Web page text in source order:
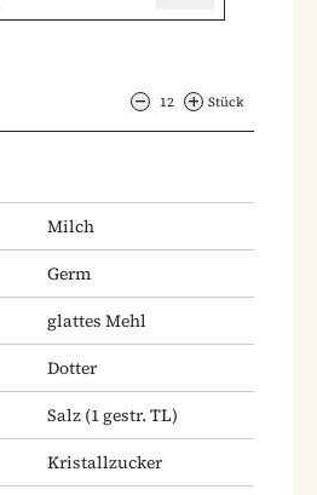
12 Stück
Milch
Germ
glattes Mehl
Dotter
Salz (1 gestr. TL)
Kristallzucker